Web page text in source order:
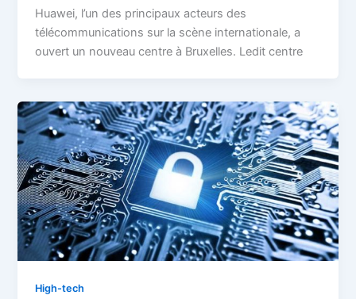
Huawei, l’un des principaux acteurs des
télécommunications sur la scène internationale, a
ouvert un nouveau centre à Bruxelles. Ledit centre
High-tech